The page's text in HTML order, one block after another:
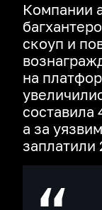
Компании
скоуп и
на
составила
а за